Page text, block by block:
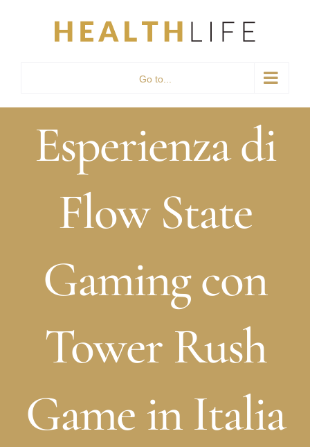
Go to...
Esperienza di
Flow State
Gaming con
Tower Rush
Game in Italia